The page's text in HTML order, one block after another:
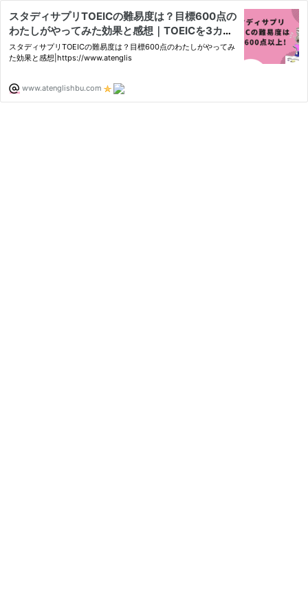
スタディサプリTOEICの難易度は？目標600点の
わたしがやってみた効果と感想｜TOEICを3カ月
で100点UPさせた超特急勉強法
スタディサプリTOEICの難易度は？目標600点のわたしがやってみ
た効果と感想|https://www.atenglis
www.atenglishbu.com